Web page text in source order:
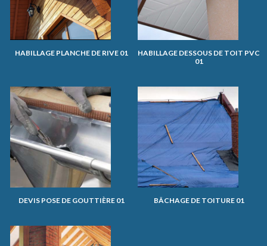
HABILLAGE PLANCHE DE RIVE 01
HABILLAGE DESSOUS DE TOIT PVC
01
DEVIS POSE DE GOUTTIÈRE 01 BÂCHAGE DE TOITURE 01